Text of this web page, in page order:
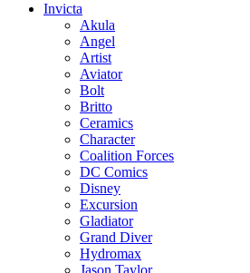
Invicta
Akula
Angel
Artist
Aviator
Bolt
Britto
Ceramics
Character
Coalition Forces
DC Comics
Disney
Excursion
Gladiator
Grand Diver
Hydromax